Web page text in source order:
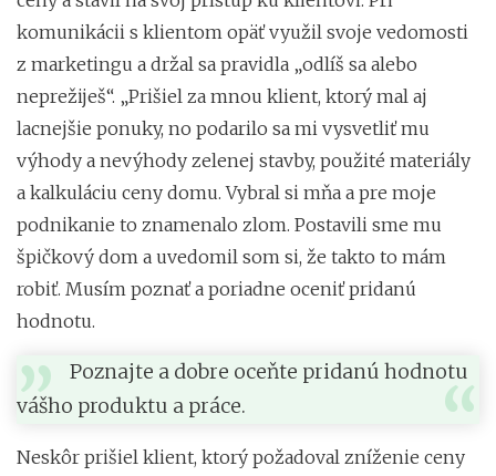
komunikácii s klientom opäť využil svoje vedomosti
z marketingu a držal sa pravidla „odlíš sa alebo
neprežiješ“. „Prišiel za mnou klient, ktorý mal aj
lacnejšie ponuky, no podarilo sa mi vysvetliť mu
výhody a nevýhody zelenej stavby, použité materiály
a kalkuláciu ceny domu. Vybral si mňa a pre moje
podnikanie to znamenalo zlom. Postavili sme mu
špičkový dom a uvedomil som si, že takto to mám
robiť. Musím poznať a poriadne oceniť pridanú
hodnotu.
Poznajte a dobre oceňte pridanú hodnotu
vášho produktu a práce.
Neskôr prišiel klient, ktorý požadoval zníženie ceny